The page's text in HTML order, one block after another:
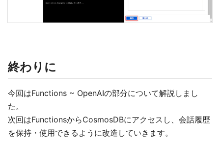
終わりに
今回はFunctions ~ OpenAIの部分について解説しまし
た。
次回はFunctionsからCosmosDBにアクセスし、会話履歴
を保持・使用できるように改造していきます。